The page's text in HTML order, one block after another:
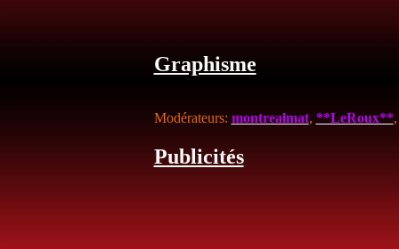
Graphisme
Modérateurs: montrealmat, **LeRoux**
Publicités